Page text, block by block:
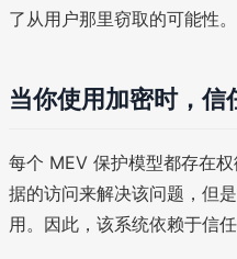
了从用户那里窃取的可能性。
当你使用加密时，信
每个 MEV 保护模型都存在
据的访问来解决该问题，但
用。因此，该系统依赖于信任